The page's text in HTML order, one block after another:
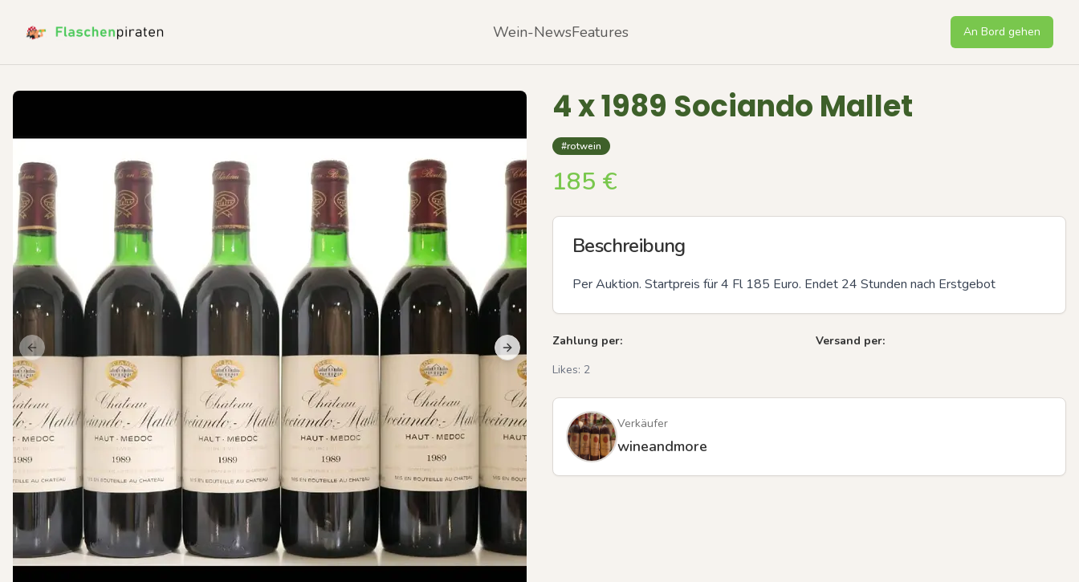
Wein-NewsFeatures An Bord gehen
Previous slide Next slide
4 x 1989 Sociando Mallet
#rotwein
185 €
Beschreibung
Per Auktion. Startpreis für 4 Fl 185 Euro. Endet 24 Stunden nach Erstgebot
Zahlung per:
Versand per:
Likes: 2
Verkäufer
wineandmore